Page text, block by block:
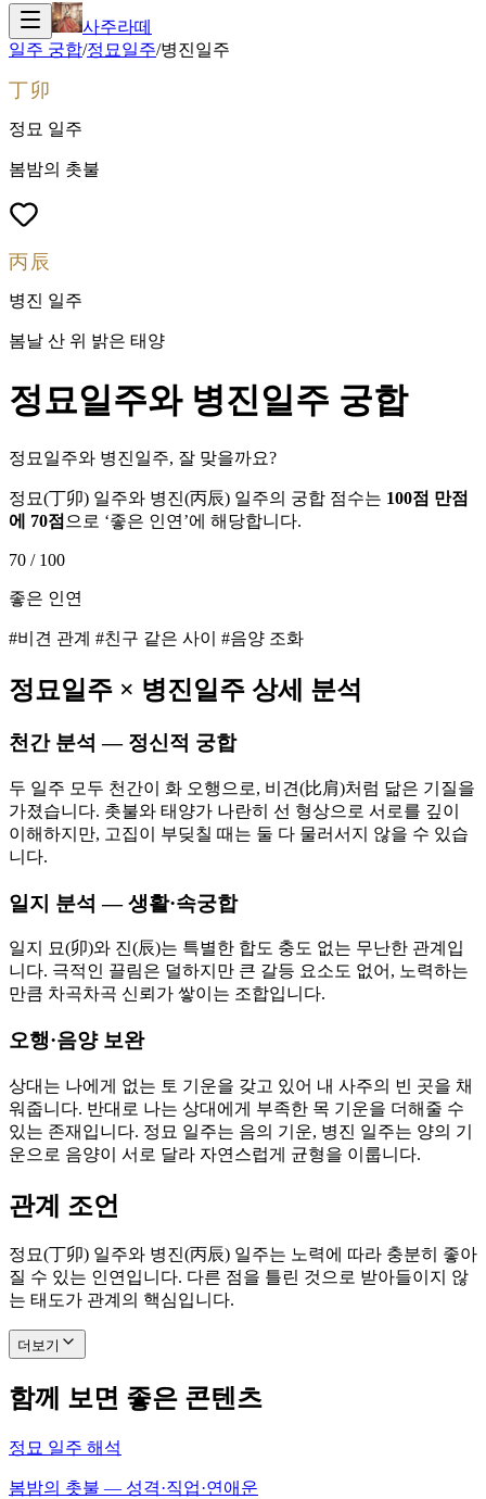
사주라떼
일주 궁합/정묘 일주/병진일주
丁卯
정묘 일주
봄밤의 촛불
丙辰
병진 일주
봄날 산 위 밝은 태양
정묘일주와 병진일주 궁합
정묘일주와 병진일주, 잘 맞을까요?
정묘(丁卯) 일주와 병진(丙辰) 일주의 궁합 점수는 100점 만점
에 70점 으로 ‘좋은 인연 ’에 해당합니다.
70 / 100
좋은 인연
#비견 관계 #친구 같은 사이 #음양 조화
정묘일주 × 병진일주 상세 분석
천간 분석 — 정신적 궁합
두 일주 모두 천간이 화 오행으로, 비견(比肩)처럼 닮은 기질을
가졌습니다. 촛불와 태양가 나란히 선 형상으로 서로를 깊이
이해하지만, 고집이 부딪칠 때는 둘 다 물러서지 않을 수 있습
니다.
일지 분석 — 생활·속궁합
일지 묘(卯)와 진(辰)는 특별한 합도 충도 없는 무난한 관계입
니다. 극적인 끌림은 덜하지만 큰 갈등 요소도 없어, 노력하는
만큼 차곡차곡 신뢰가 쌓이는 조합입니다.
오행·음양 보완
상대는 나에게 없는 토 기운을 갖고 있어 내 사주의 빈 곳을 채
워줍니다. 반대로 나는 상대에게 부족한 목 기운을 더해줄 수
있는 존재입니다. 정묘 일주는 음의 기운, 병진 일주는 양의 기
운으로 음양이 서로 달라 자연스럽게 균형을 이룹니다.
관계 조언
정묘(丁卯) 일주와 병진(丙辰) 일주는 노력에 따라 충분히 좋아
질 수 있는 인연입니다. 다른 점을 틀린 것으로 받아들이지 않
는 태도가 관계의 핵심입니다.
더보기
함께 보면 좋은 콘텐츠
정묘 일주 해석
봄밤의 촛불 — 성격·직업·연애운